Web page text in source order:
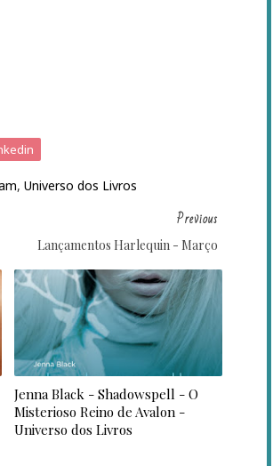
, Universo dos Livros
Previous
Lançamentos Harlequin - Março
Jenna Black - Shadowspell - O
Misterioso Reino de Avalon -
Universo dos Livros